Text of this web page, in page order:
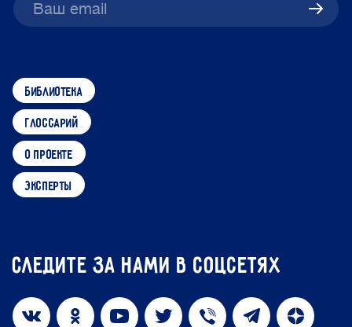
библиотека
глоссарий
о проекте
эксперты
Следите за нами в соцсетях